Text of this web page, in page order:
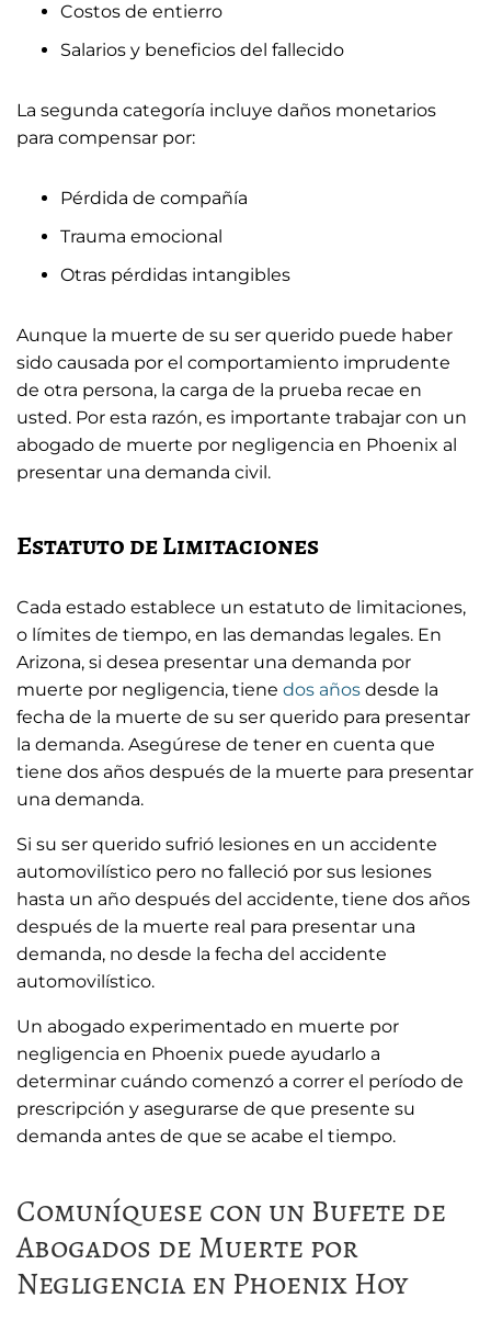
Costos de entierro
Salarios y beneficios del fallecido
La segunda categoría incluye daños monetarios
para compensar por:
Pérdida de compañía
Trauma emocional
Otras pérdidas intangibles
Aunque la muerte de su ser querido puede haber
sido causada por el comportamiento imprudente
de otra persona, la carga de la prueba recae en
usted. Por esta razón, es importante trabajar con un
abogado de muerte por negligencia en Phoenix al
presentar una demanda civil.
Estatuto de Limitaciones
Cada estado establece un estatuto de limitaciones,
o límites de tiempo, en las demandas legales. En
Arizona, si desea presentar una demanda por
muerte por negligencia, tiene dos años desde la
fecha de la muerte de su ser querido para presentar
la demanda. Asegúrese de tener en cuenta que
tiene dos años después de la muerte para presentar
una demanda.
Si su ser querido sufrió lesiones en un accidente
automovilístico pero no falleció por sus lesiones
hasta un año después del accidente, tiene dos años
después de la muerte real para presentar una
demanda, no desde la fecha del accidente
automovilístico.
Un abogado experimentado en muerte por
negligencia en Phoenix puede ayudarlo a
determinar cuándo comenzó a correr el período de
prescripción y asegurarse de que presente su
demanda antes de que se acabe el tiempo.
Comuníquese con un Bufete de
Abogados de Muerte por
Negligencia en Phoenix Hoy